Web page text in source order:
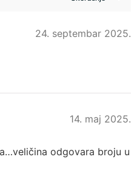
24. septembar 2025.
14. maj 2025.
odgovara broju u